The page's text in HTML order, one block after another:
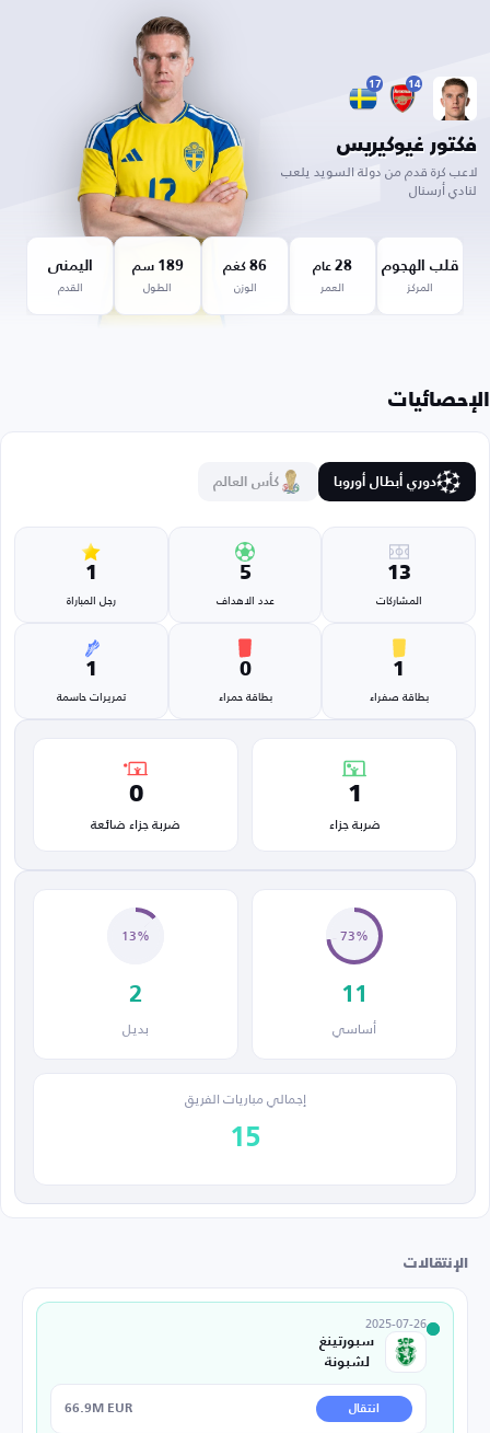
14
17
فكتور غيوكيريس
لاعب كرة قدم من دولة السويد يلعب
لنادي أرسنال
قلب الهجوم
المركز
28 عام
العمر
86 كغم
الوزن
189 سم
الطول
اليمنى
القدم
الإحصائيات
دوري أبطال أوروبا كأس العالم
13
المشاركات
5
عدد الاهداف
1
رجل المباراة
1
بطاقة صفراء
0
بطاقة حمراء
1
تمريرات حاسمة
1
ضربة جزاء
0
ضربة جزاء ضائعة
73%
11
أساسي
13%
2
بديل
إجمالي مباريات الفريق
15
الإنتقالات
2025-07-26
سبورتينغ
لشبونة
انتقال 66.9M EUR